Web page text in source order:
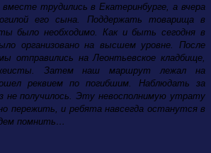
трудились в Екатеринбурге, а вчера
его сына. Поддержать товарища в
было необходимо. Как и быть сегодня в
организовано на высшем уровне. После
отправились на Леонтьевское кладбище,
Затем наш маршрут лежал на
реквием по погибшим. Наблюдать за
не получилось. Эту невосполнимую утрату
пережить, и ребята навсегда останутся в
помнить…